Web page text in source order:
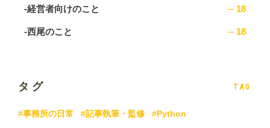
-経営者向けのこと 18
-西尾のこと 18
タグ TAG
#事務所の日常 #記事執筆・監修 #Python